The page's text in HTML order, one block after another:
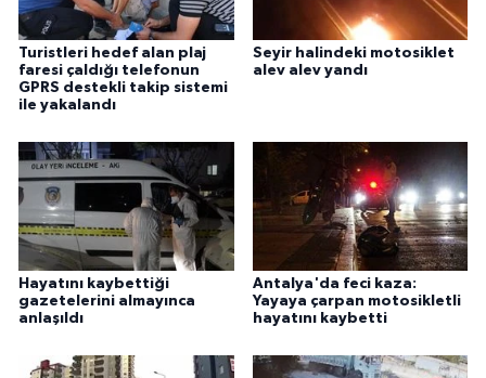
Turistleri hedef alan plaj
faresi çaldığı telefonun
GPRS destekli takip sistemi
ile yakalandı
Seyir halindeki motosiklet
alev alev yandı
Hayatını kaybettiği
gazetelerini almayınca
anlaşıldı
Antalya'da feci kaza:
Yayaya çarpan motosikletli
hayatını kaybetti